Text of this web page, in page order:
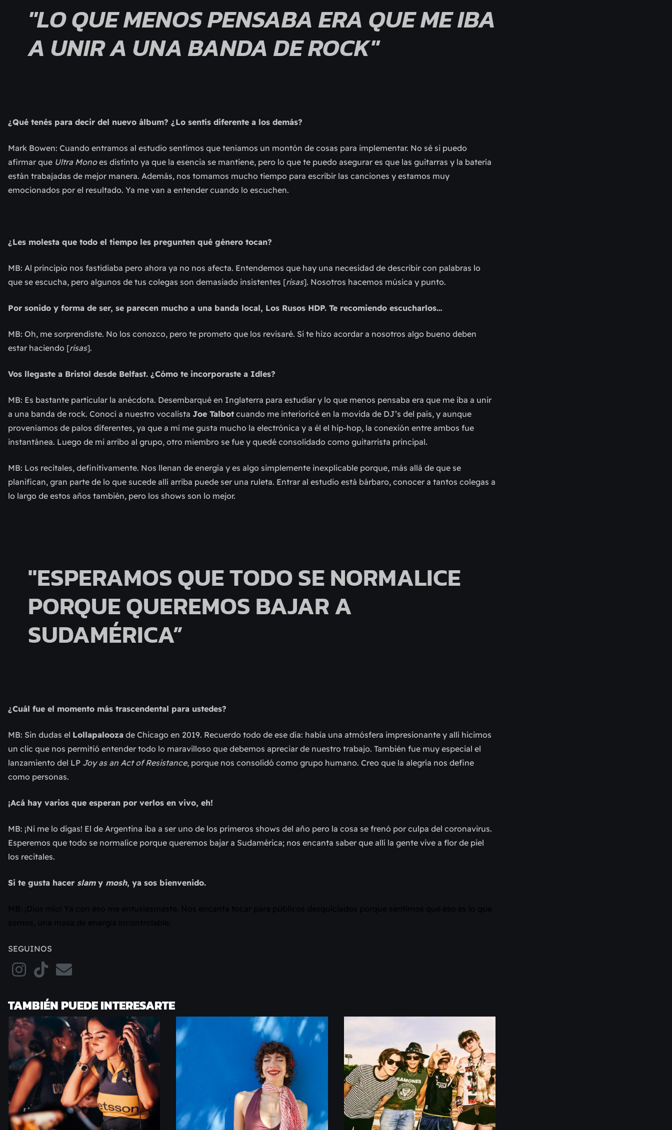
"LO QUE MENOS PENSABA ERA QUE ME IBA
A UNIR A UNA BANDA DE ROCK"
¿Qué tenés para decir del nuevo álbum? ¿Lo sentís diferente a los demás?
Mark Bowen: Cuando entramos al estudio sentimos que teníamos un montón de cosas para implementar. No sé si puedo
afirmar que Ultra Monoes distinto ya que la esencia se mantiene, pero lo que te puedo asegurar es que las guitarras y la batería
están trabajadas de mejor manera. Además, nos tomamos mucho tiempo para escribir las canciones y estamos muy
emocionados por el resultado. Ya me van a entender cuando lo escuchen.
¿Les molesta que todo el tiempo les pregunten qué género tocan?
MB: Al principio nos fastidiaba pero ahora ya no nos afecta. Entendemos que hay una necesidad de describir con palabras lo
que se escucha, pero algunos de tus colegas son demasiado insistentes [risas]. Nosotros hacemos música y punto.
Por sonido y forma de ser, se parecen mucho a una banda local, Los Rusos HDP. Te recomiendo escucharlos…
MB: Oh, me sorprendiste. No los conozco, pero te prometo que los revisaré. Si te hizo acordar a nosotros algo bueno deben
estar haciendo [risas].
Vos llegaste a Bristol desde Belfast. ¿Cómo te incorporaste a Idles?
MB: Es bastante particular la anécdota. Desembarqué en Inglaterra para estudiar y lo que menos pensaba era que me iba a unir
a una banda de rock. Conocí a nuestro vocalista Joe Talbot cuando me interioricé en la movida de DJ’s del país, y aunque
proveníamos de palos diferentes, ya que a mí me gusta mucho la electrónica y a él el hip-hop, la conexión entre ambos fue
instantánea. Luego de mi arribo al grupo, otro miembro se fue y quedé consolidado como guitarrista principal.
MB: Los recitales, definitivamente. Nos llenan de energía y es algo simplemente inexplicable porque, más allá de que se
planifican, gran parte de lo que sucede allí arriba puede ser una ruleta. Entrar al estudio está bárbaro, conocer a tantos colegas a
lo largo de estos años también, pero los shows son lo mejor.
"ESPERAMOS QUE TODO SE NORMALICE
PORQUE QUEREMOS BAJAR A
SUDAMÉRICA”
¿Cuál fue el momento más trascendental para ustedes?
MB: Sin dudas el Lollapalooza de Chicago en 2019. Recuerdo todo de ese día: había una atmósfera impresionante y allí hicimos
un clic que nos permitió entender todo lo maravilloso que debemos apreciar de nuestro trabajo. También fue muy especial el
lanzamiento del LP Joy as an Act of Resistance, porque nos consolidó como grupo humano. Creo que la alegría nos define
como personas.
¡Acá hay varios que esperan por verlos en vivo, eh!
MB: ¡Ni me lo digas! El de Argentina iba a ser uno de los primeros shows del año pero la cosa se frenó por culpa del coronavirus.
Esperemos que todo se normalice porque queremos bajar a Sudamérica; nos encanta saber que allí la gente vive a flor de piel
los recitales.
Si te gusta hacer slamy mosh, ya sos bienvenido.
SEGUINOS
TAMBIÉN PUEDE INTERESARTE